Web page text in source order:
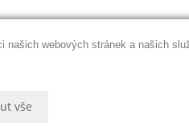
našich webových stránek a našich
vše